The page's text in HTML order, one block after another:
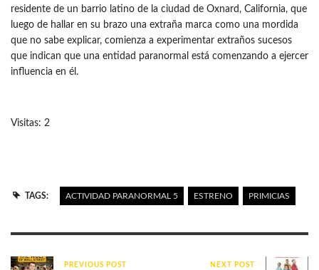
residente de un barrio latino de la ciudad de Oxnard, California, que
luego de hallar en su brazo una extraña marca como una mordida
que no sabe explicar, comienza a experimentar extraños sucesos
que indican que una entidad paranormal está comenzando a ejercer
influencia en él.
Visitas: 2
TAGS: ACTIVIDAD PARANORMAL 5 ESTRENO PRIMICIAS
PREVIOUS POST NEXT POST